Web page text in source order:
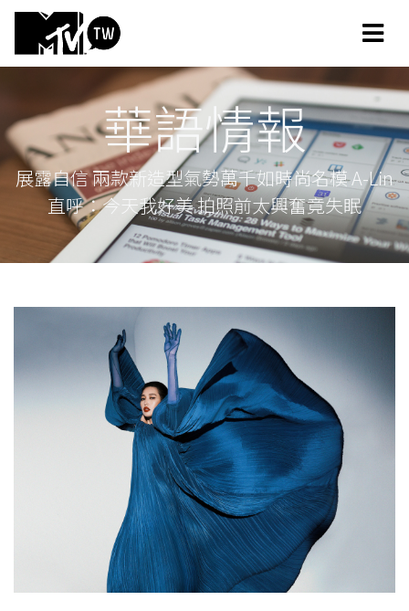
華語情報
展露自信 兩款新造型氣勢萬千如時尚名模 A-Lin
直呼：今天我好美 拍照前太興奮竟失眠